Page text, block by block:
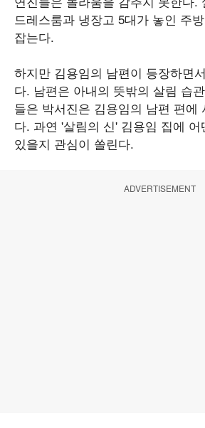
드레스룸과 냉장고 5대가 놓인 주
잡는다.
하지만 김용임의 남편이 등장하면
다. 남편은 아내의 뜻밖의 살림 습
들은 박서진은 김용임의 남편 편에
다. 과연 '살림의 신' 김용임 집에
있을지 관심이 쏠린다.
ADVERTISEMENT